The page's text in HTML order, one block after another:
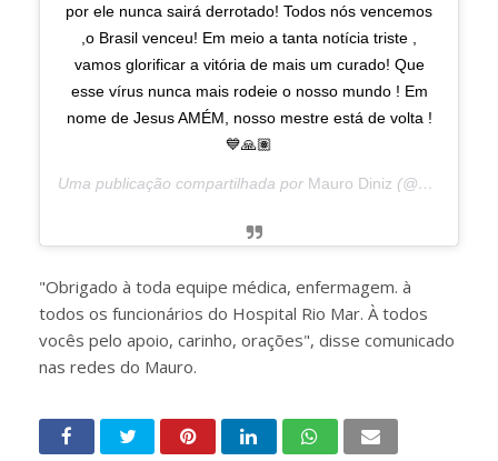
por ele nunca sairá derrotado! Todos nós vencemos
,o Brasil venceu! Em meio a tanta notícia triste ,
vamos glorificar a vitória de mais um curado! Que
esse vírus nunca mais rodeie o nosso mundo ! Em
nome de Jesus AMÉM, nosso mestre está de volta !
💙🙏🏽
Uma publicação compartilhada por Mauro Diniz (@maurodinizoficial) em
"Obrigado à toda equipe médica, enfermagem. à
todos os funcionários do Hospital Rio Mar. À todos
vocês pelo apoio, carinho, orações", disse comunicado
nas redes do Mauro.